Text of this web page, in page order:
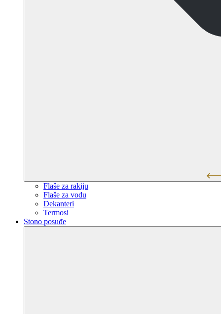
Flaše za rakiju
Flaše za vodu
Dekanteri
Termosi
Stono posuđe